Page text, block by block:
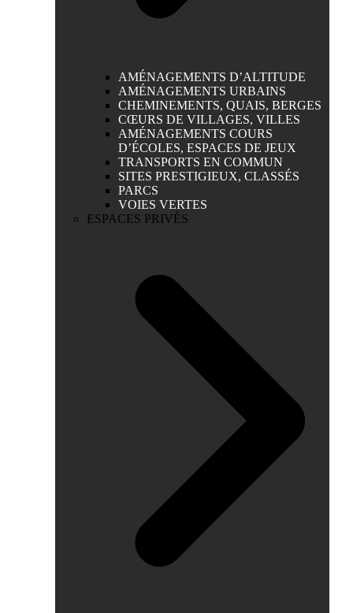
AMÉNAGEMENTS D’ALTITUDE
AMÉNAGEMENTS URBAINS
CHEMINEMENTS, QUAIS, BERGES
CŒURS DE VILLAGES, VILLES
AMÉNAGEMENTS COURS
D’ÉCOLES, ESPACES DE JEUX
TRANSPORTS EN COMMUN
SITES PRESTIGIEUX, CLASSÉS
PARCS
VOIES VERTES
ESPACES PRIVÉS